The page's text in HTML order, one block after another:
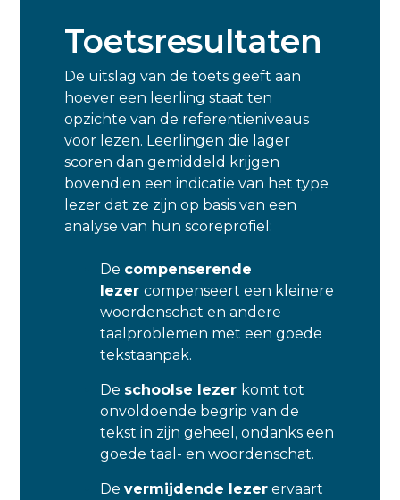
Toetsresultaten
De uitslag van de toets geeft aan
hoever een leerling staat ten
opzichte van de referentieniveaus
voor lezen. Leerlingen die lager
scoren dan gemiddeld krijgen
bovendien een indicatie van het type
lezer dat ze zijn op basis van een
analyse van hun scoreprofiel:
De compenserende
lezercompenseert een kleinere
woordenschat en andere
taalproblemen met een goede
tekstaanpak.
De schoolse lezer komt tot
onvoldoende begrip van de
tekst in zijn geheel, ondanks een
goede taal- en woordenschat.
Devermijdende lezer ervaart